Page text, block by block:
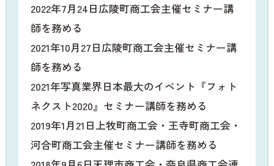
2022年7月24日広陵町商工会主催セミナー講
師を務める
2021年10月27日広陵町商工会主催セミナー講
師を務める
2021年写真業界日本最大のイベント『フォト
ネクスト2020』セミナー講師を務める
2019年1月21日上牧町商工会・王寺町商工会・
河合町商工会主催セミナー講師を務める